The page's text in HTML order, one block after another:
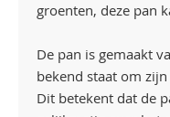
groenten, deze pan
De pan is gemaakt
bekend staat om
Dit betekent dat de